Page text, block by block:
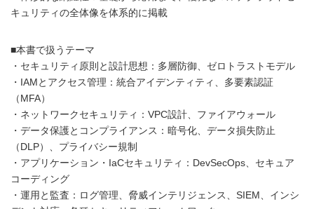
キュリティの全体像を体系的に掲載
■本書で扱うテーマ
・セキュリティ原則と設計思想：多層防御、ゼロトラストモデル
・IAMとアクセス管理：統合アイデンティティ、多要素認証
（MFA）
・ネットワークセキュリティ：VPC設計、ファイアウォール
・データ保護とコンプライアンス：暗号化、データ損失防止
（DLP）、プライバシー規制
・アプリケーション・IaCセキュリティ：DevSecOps、セキュア
コーディング
・運用と監査：ログ管理、脅威インテリジェンス、SIEM、インシ